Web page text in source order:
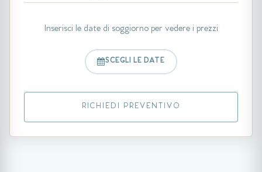
Inserisci le date di soggiorno per vedere i prezzi
SCEGLI LE DATE
RICHIEDI PREVENTIVO